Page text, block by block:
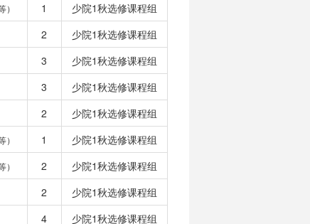
1
少院1秋选修课程组
2
少院1秋选修课程组
3
少院1秋选修课程组
3
少院1秋选修课程组
2
少院1秋选修课程组
1
少院1秋选修课程组
2
少院1秋选修课程组
2
少院1秋选修课程组
4
少院1秋选修课程组